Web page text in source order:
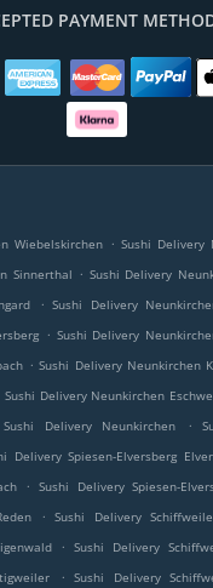
PAYMENT
Wiebelskirchen . Sushi Delivery
Sinnerthal . Sushi Delivery
. Sushi Delivery
. Sushi Delivery
. Sushi Delivery Neunkirchen
Sushi Delivery Neunkirchen
Sushi Delivery Neunkirchen .
Delivery Spiesen-Elversberg
. Sushi Delivery Spiesen-
. Sushi Delivery
. Sushi Delivery
. Sushi Delivery